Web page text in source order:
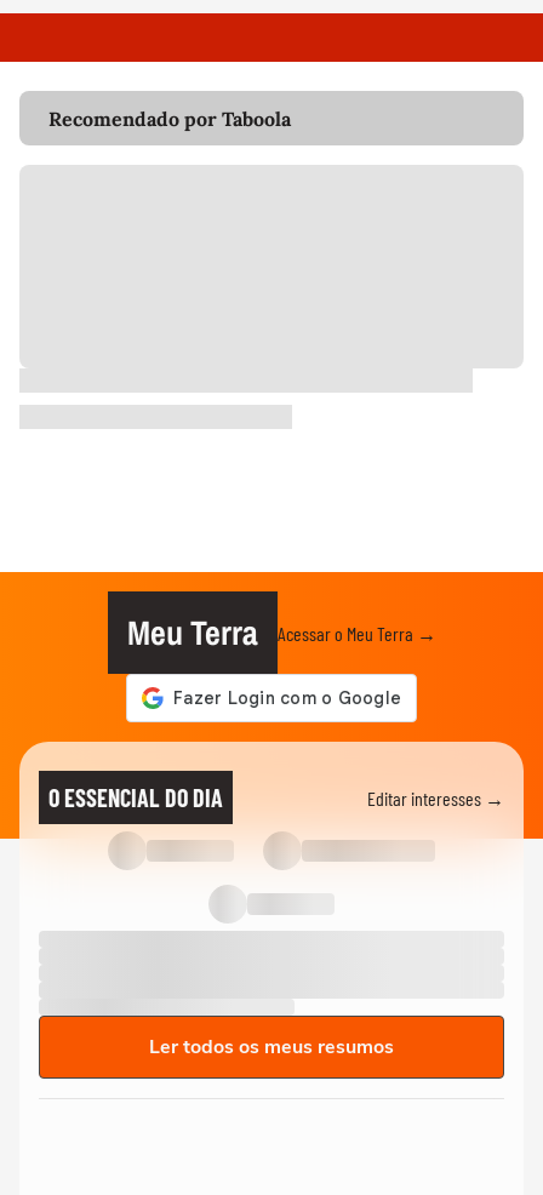
Recomendado por Taboola
Meu Terra Acessar o Meu Terra →
O ESSENCIAL DO DIA Editar interesses →
Ler todos os meus resumos